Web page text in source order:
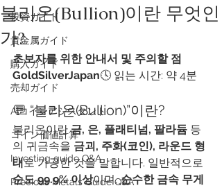
投資ガイド
貴金属ガイド
購入ガイド
売却ガイド
AIコインアシスタント
​コイン価値計算
Investing guide Q&A
Precious Metals Guide Q&A
불리온(Bullion)이란 무엇인
가?
초보자를 위한 안내서 및 주의할 점
GoldSilverJapan🕓 읽는 시간: 약 4분
💬 “불리온(Bullion)”이란?
불리온이란 금, 은, 플래티넘, 팔라듐 등
의 귀금속을 금괴, 주화(코인), 라운드 형
태로 가공한 것을 말합니다. 일반적으로
순도 99.9% 이상이며, 순수한 금속 무게